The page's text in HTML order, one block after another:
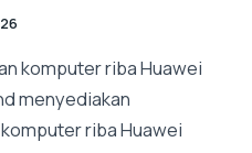
komputer riba Huawei
menyediakan
riba Huawei